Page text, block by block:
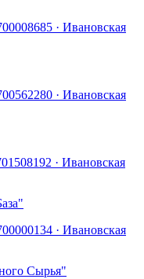
· Ивановская
· Ивановская
· Ивановская
· Ивановская
Сырья"